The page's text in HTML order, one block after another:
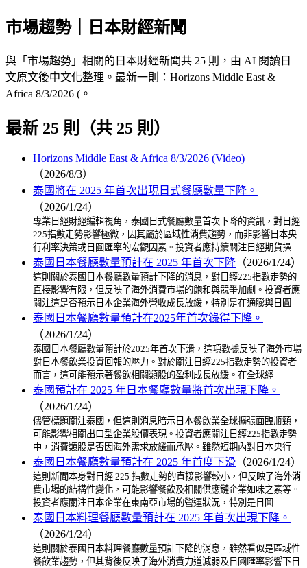
市場趨勢｜日本財經新聞
與「市場趨勢」相關的日本財經新聞共 25 則，由 AI 閱讀日
文原文後中文化整理。最新一則：Horizons Middle East &
Africa 8/3/2026 (。
最新 25 則（共 25 則）
Horizons Middle East & Africa 8/3/2026 (Video)
（2026/8/3）
泰國將在 2025 年首次出現日式餐廳數量下降。
（2026/1/24）
專業日經財經編輯視角，泰國日式餐廳數量首次下降的資訊，對日經
225指數走勢影響極微，因其屬於區域性消費趨勢，而非影響日本央
行利率決策或日圓匯率的宏觀因素。投資者應持續關注日經期貨操
泰國日本餐廳數量預計在 2025 年首次下降 （2026/1/24）
這則關於泰國日本餐廳數量預計下降的消息，對日經225指數走勢的
直接影響有限，但反映了海外消費市場的飽和與競爭加劇。投資者應
關注這是否預示日本企業海外營收成長放緩，特別是在通膨與日圓
泰國日本餐廳數量預計在2025年首次錄得下降。
（2026/1/24）
泰國日本餐廳數量預計於2025年首次下滑，這項數據反映了海外市場
對日本餐飲業投資回報的壓力。對於關注日經225指數走勢的投資者
而言，這可能預示著餐飲相關類股的盈利成長放緩。在全球經
泰國預計在 2025 年日本餐廳數量將首次出現下降。
（2026/1/24）
儘管標題關注泰國，但這則消息暗示日本餐飲業全球擴張面臨瓶頸，
可能影響相關出口型企業股價表現。投資者應關注日經225指數走勢
中，消費類股是否因海外需求放緩而承壓。雖然短期內對日本央行
泰國日本餐廳數量預計在 2025 年首度下滑 （2026/1/24）
這則新聞本身對日經 225 指數走勢的直接影響較小，但反映了海外消
費市場的結構性變化，可能影響餐飲及相關供應鏈企業如味之素等。
投資者應關注日本企業在東南亞市場的營運狀況，特別是日圓
泰國日本料理餐廳數量預計在 2025 年首次出現下降。
（2026/1/24）
這則關於泰國日本料理餐廳數量預計下降的消息，雖然看似是區域性
餐飲業趨勢，但其背後反映了海外消費力道減弱及日圓匯率影響下日